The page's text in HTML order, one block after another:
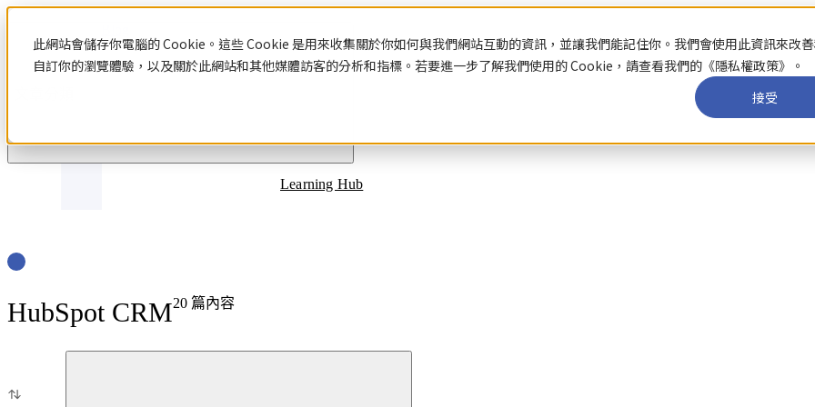
此網站會儲存你電腦的 Cookie。這些 Cookie 是用來收集關於你如何與我們網站互動的資訊，並讓我們能記住你。我們會使用此資訊來改
自訂你的瀏覽體驗，以及關於此網站和其他媒體訪客的分析和指標。若要進一步了解我們使用的 Cookie，請查看我們的《隱私權政策》。
接受
Learning Hub
HubSpot CRM20 篇內容